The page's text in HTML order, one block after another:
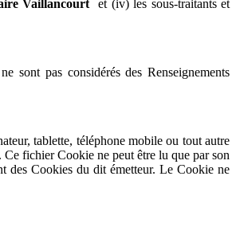
Vaillancourt et (iv) les sous-traitants et
sont pas considérés des Renseignements
tablette, téléphone mobile ou tout autre
fichier Cookie ne peut être lu que par son
des Cookies du dit émetteur. Le Cookie ne